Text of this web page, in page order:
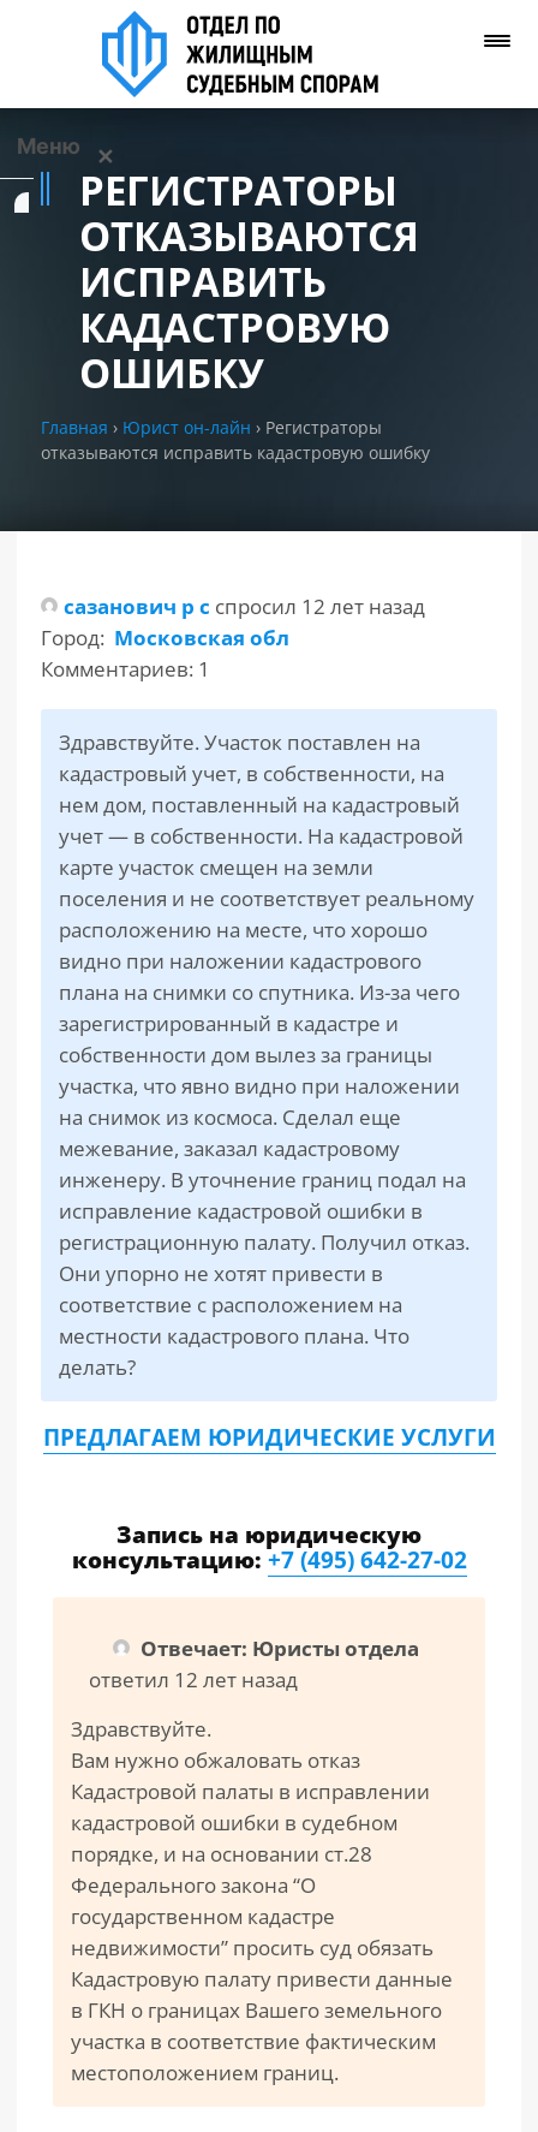
Меню ✕
Задать вопрос
(WhatsApp)
РАЗДЕЛЫ
САЙТА
РЕГИСТРАТОРЫ
ОТКАЗЫВАЮТСЯ
ИСПРАВИТЬ
КАДАСТРОВУЮ
ОШИБКУ
Главная › Юрист он-лайн › Регистраторы
отказываются исправить кадастровую ошибку
сазанович р с спросил 12 лет назад
Город: Московская обл
Комментариев: 1
Здравствуйте. Участок поставлен на
кадастровый учет, в собственности, на
нем дом, поставленный на кадастровый
учет — в собственности. На кадастровой
карте участок смещен на земли
поселения и не соответствует реальному
расположению на месте, что хорошо
видно при наложении кадастрового
плана на снимки со спутника. Из-за чего
зарегистрированный в кадастре и
собственности дом вылез за границы
участка, что явно видно при наложении
на снимок из космоса. Сделал еще
межевание, заказал кадастровому
инженеру. В уточнение границ подал на
исправление кадастровой ошибки в
регистрационную палату. Получил отказ.
Они упорно не хотят привести в
соответствие с расположением на
местности кадастрового плана. Что
делать?
ПРЕДЛАГАЕМ ЮРИДИЧЕСКИЕ УСЛУГИ
Запись на юридическую
консультацию:+7 (495) 642-27-02
Отвечает: Юристы отдела
ответил 12 лет назад
Здравствуйте.
Вам нужно обжаловать отказ
Кадастровой палаты в исправлении
кадастровой ошибки в судебном
порядке, и на основании ст.28
Федерального закона “О
государственном кадастре
недвижимости” просить суд обязать
Кадастровую палату привести данные
в ГКН о границах Вашего земельного
участка в соответствие фактическим
местоположением границ.